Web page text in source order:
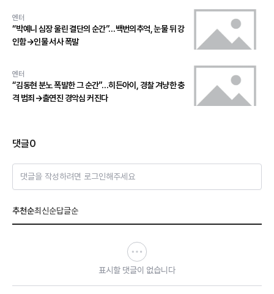
엔터
“박예니 심장 울린 결단의 순간”…백번의추억, 눈물 뒤 강
인함→인물 서사 폭발
엔터
“김동현 분노 폭발한 그 순간”…히든아이, 경찰 겨냥한 충
격 범죄→출연진 경악심 커진다
댓글0
댓글을 작성하려면 로그인해주세요
추천순최신순답글순
표시할 댓글이 없습니다